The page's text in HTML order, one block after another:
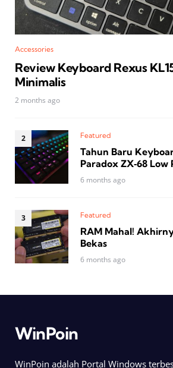
Accessories
Review Keyboard Rexus
Minimalis
2 months ago
Featured
Tahun Baru
Paradox ZX‑68 Low
6 months ago
Featured
RAM Mahal!
Bekas
6 months ago
WinPoin
WinPoin adalah Portal Windows